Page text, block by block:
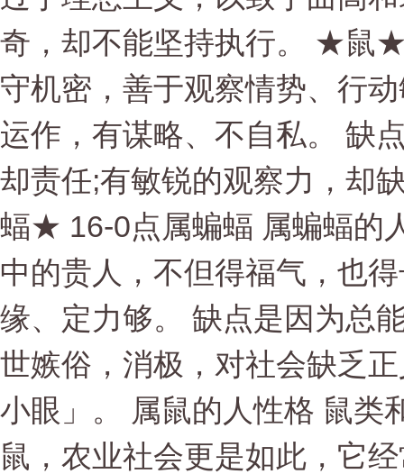
奇，却不能坚持执行。 ★鼠
守机密，善于观察情势、行
运作，有谋略、不自私。 缺
却责任;有敏锐的观察力，却
蝠★ 16-0点属蝙蝠 属蝙蝠的
中的贵人，不但得福气，也
缘、定力够。 缺点是因为总
世嫉俗，消极，对社会缺乏
小眼」。 属鼠的人性格 鼠类
鼠，农业社会更是如此，它